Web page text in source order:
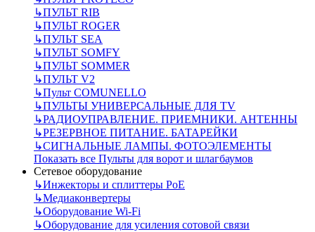
↳ПУЛЬТ RIB
↳ПУЛЬТ ROGER
↳ПУЛЬТ SEA
↳ПУЛЬТ SOMFY
↳ПУЛЬТ SOMMER
↳ПУЛЬТ V2
↳Пульт СOMUNELLO
↳ПУЛЬТЫ УНИВЕРСАЛЬНЫЕ ДЛЯ TV
↳РАДИОУПРАВЛЕНИЕ. ПРИЕМНИКИ. АНТЕННЫ
↳РЕЗЕРВНОЕ ПИТАНИЕ. БАТАРЕЙКИ
↳СИГНАЛЬНЫЕ ЛАМПЫ. ФОТОЭЛЕМЕНТЫ
Показать все Пульты для ворот и шлагбаумов
Сетевое оборудование
↳Инжекторы и сплиттеры РоЕ
↳Медиаконвертеры
↳Оборудование Wi-Fi
↳Оборудование для усиления сотовой связи